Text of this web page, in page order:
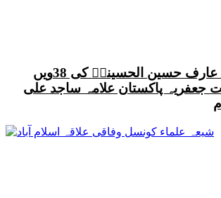
شہید قائد علامہ عارف حسین الحسینیؒ کی 38ویں
جعفریہ پاکستان علامہ ساجد علی